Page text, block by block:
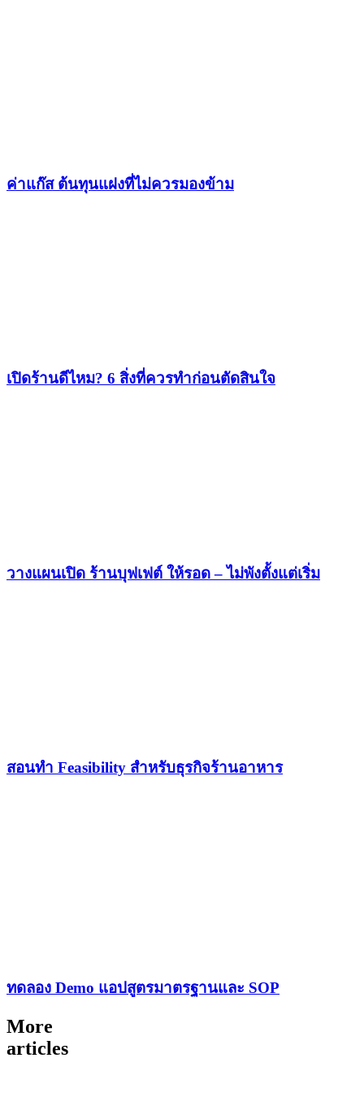
ค่าแก๊ส ต้นทุนแฝงที่ไม่ควรมองข้าม
เปิดร้านดีไหม? 6 สิ่งที่ควรทำก่อนตัดสินใจ
วางแผนเปิด ร้านบุฟเฟต์ ให้รอด – ไม่พังตั้งแต่เริ่ม
สอนทำ Feasibility สำหรับธุรกิจร้านอาหาร
ทดลอง Demo แอปสูตรมาตรฐานและ SOP
More
articles